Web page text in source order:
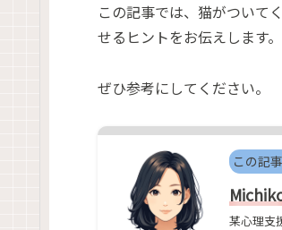
この記事では、猫がついて
せるヒントをお伝えします。
ぜひ参考にしてください。
この記
某心理支